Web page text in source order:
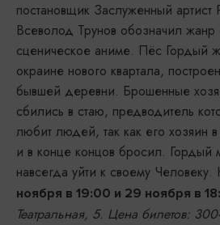
постановщик Заслуженный артист
Всеволод Трунов обозначил жанр
сценическое аниме. Пёс Гордый
окраине нового квартала,
бывшей деревни. Брошенные
сбились в стаю, предводитель
любит людей, так как его хозяин
и в конце концов бросил. Гордый
навсегда уйти к своему Человеку.
ноября в 19:00 и 29 ноября в
Театральная, 5. Цена билетов: